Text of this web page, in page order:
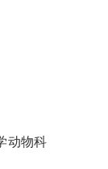
动物科